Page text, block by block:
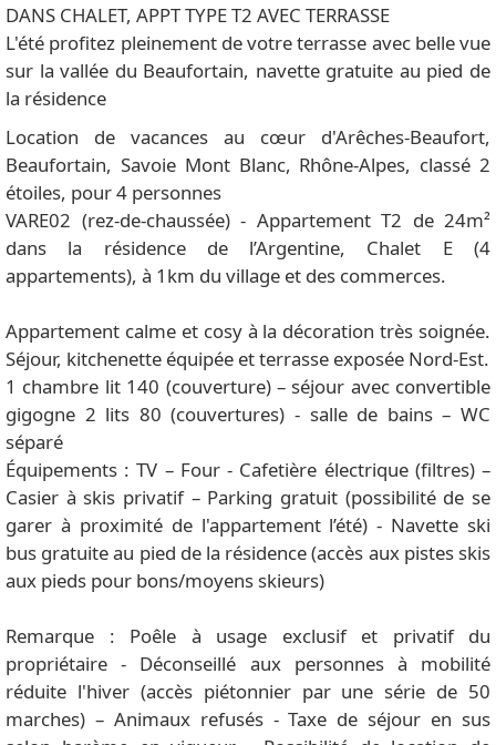
DANS CHALET, APPT TYPE T2 AVEC TERRASSE
L'été profitez pleinement de votre terrasse avec belle vue
sur la vallée du Beaufortain, navette gratuite au pied de
la résidence
Location de vacances au cœur d'Arêches-Beaufort,
Beaufortain, Savoie Mont Blanc, Rhône-Alpes, classé 2
étoiles, pour 4 personnes
VARE02 (rez-de-chaussée) - Appartement T2 de 24m²
dans la résidence de l’Argentine, Chalet E (4
appartements), à 1km du village et des commerces.
Appartement calme et cosy à la décoration très soignée.
Séjour, kitchenette équipée et terrasse exposée Nord-Est.
1 chambre lit 140 (couverture) – séjour avec convertible
gigogne 2 lits 80 (couvertures) - salle de bains – WC
séparé
Équipements : TV – Four - Cafetière électrique (filtres) –
Casier à skis privatif – Parking gratuit (possibilité de se
garer à proximité de l'appartement l’été) - Navette ski
bus gratuite au pied de la résidence (accès aux pistes skis
aux pieds pour bons/moyens skieurs)
Remarque : Poêle à usage exclusif et privatif du
propriétaire - Déconseillé aux personnes à mobilité
réduite l'hiver (accès piétonnier par une série de 50
marches) – Animaux refusés - Taxe de séjour en sus